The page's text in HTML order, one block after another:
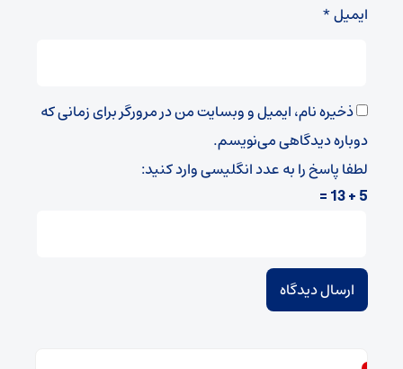
ایمیل*
ذخیره نام، ایمیل و وبسایت من در مرورگر برای زمانی که
دوباره دیدگاهی می‌نویسم.
لطفا پاسخ را به عدد انگلیسی وارد کنید:
5 + 13 =